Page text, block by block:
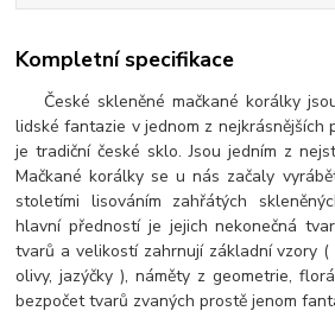
Kompletní specifikace
České skleněné mačkané korálky
lidské fantazie v jednom z nejkrásnějších
je tradiční české sklo. Jsou jedním z
Mačkané korálky se u nás začaly
stoletími lisováním zahřátých
hlavní předností je jejich nekonečná
tvarů a velikostí zahrnují základní vzory (
olivy, jazýčky ), náměty z geometrie,
bezpočet tvarů zvaných prostě jenom